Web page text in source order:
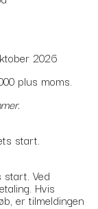
2026
plus moms.
start.
Ved
Hvis
er tilmeldingen